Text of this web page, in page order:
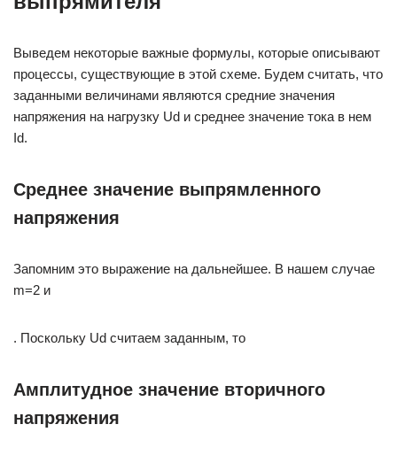
Выведем некоторые важные формулы, которые описывают
процессы, существующие в этой схеме. Будем считать, что
заданными величинами являются средние значения
напряжения на нагрузку Ud и среднее значение тока в нем
Id.
Среднее значение выпрямленного
напряжения
Запомним это выражение на дальнейшее. В нашем случае
m=2 и
. Поскольку Ud считаем заданным, то
Амплитудное значение вторичного
напряжения